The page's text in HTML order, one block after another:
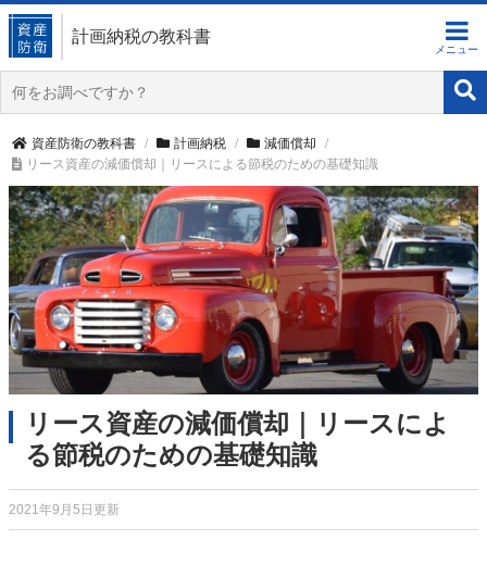
計画納税の教科書
資産防衛の教科書 計画納税
減価償却
リース資産の減価償却｜リースによる節税のための基礎知識
リース資産の減価償却｜リースによ
る節税のための基礎知識
2021年9月5日更新